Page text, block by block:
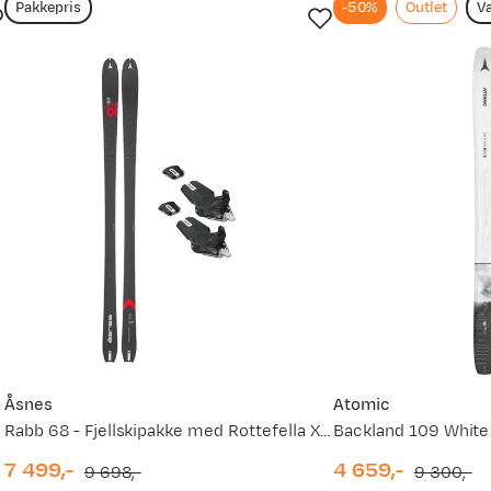
løs snø
Åsnes
Rabb 68 - Fjellskipakke med Rottefella Xplore Bc Offtrack Binding
Pakkepris
7 499,- 9 698,-
Atomic
Backland 109
-50% Outlet
4 659,- 9 300,-